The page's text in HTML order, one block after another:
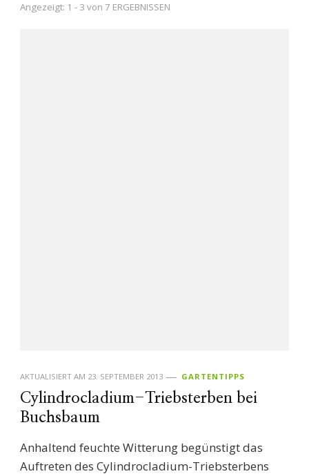
Angezeigt: 1 - 3 von 7 ERGEBNISSEN
AKTUALISIERT AM 23. SEPTEMBER 2013 GARTENTIPPS
Cylindrocladium-Triebsterben bei
Buchsbaum
Anhaltend feuchte Witterung begünstigt das
Auftreten des Cylindrocladium-Triebsterbens